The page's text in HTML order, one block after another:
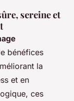
sereine et
bénéfices
la
et en
ces